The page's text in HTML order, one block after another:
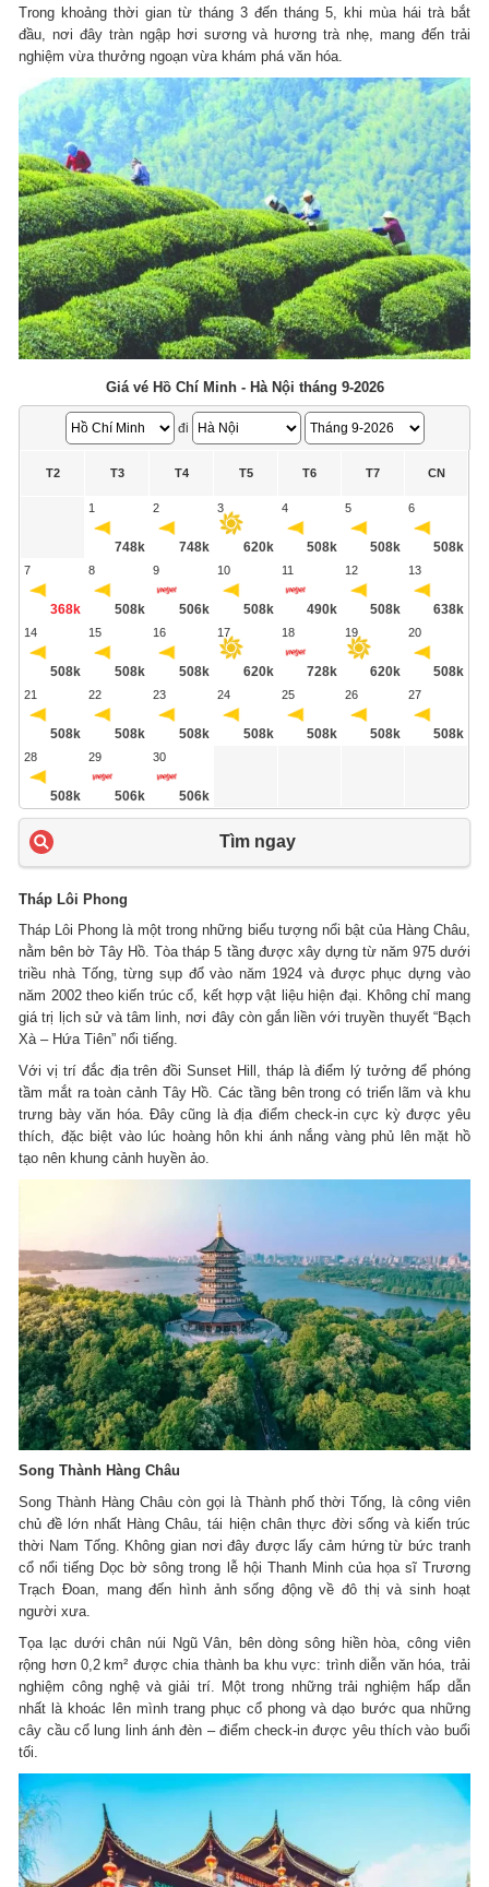
Trong khoảng thời gian từ tháng 3 đến tháng 5, khi mùa hái trà bắt
đầu, nơi đây tràn ngập hơi sương và hương trà nhẹ, mang đến trải
nghiệm vừa thưởng ngoạn vừa khám phá văn hóa.
Giá vé Hồ Chí Minh - Hà Nội tháng 9-2026
đi
T2 T3 T4 T5 T6 T7 CN
1
748k
2
748k
3
620k
4
508k
5
508k
6
508k
7
368k
8
508k
9
506k
10
508k
11
490k
12
508k
13
638k
14
508k
15
508k
16
508k
17
620k
18
728k
19
620k
20
508k
21
508k
22
508k
23
508k
24
508k
25
508k
26
508k
27
508k
28
508k
29
506k
30
506k
Tìm ngay
Tháp Lôi Phong
Tháp Lôi Phong là một trong những biểu tượng nổi bật của Hàng Châu,
nằm bên bờ Tây Hồ. Tòa tháp 5 tầng được xây dựng từ năm 975 dưới
triều nhà Tống, từng sụp đổ vào năm 1924 và được phục dựng vào
năm 2002 theo kiến trúc cổ, kết hợp vật liệu hiện đại. Không chỉ mang
giá trị lịch sử và tâm linh, nơi đây còn gắn liền với truyền thuyết “Bạch
Xà – Hứa Tiên” nổi tiếng.
Với vị trí đắc địa trên đồi Sunset Hill, tháp là điểm lý tưởng để phóng
tầm mắt ra toàn cảnh Tây Hồ. Các tầng bên trong có triển lãm và khu
trưng bày văn hóa. Đây cũng là địa điểm check-in cực kỳ được yêu
thích, đặc biệt vào lúc hoàng hôn khi ánh nắng vàng phủ lên mặt hồ
tạo nên khung cảnh huyền ảo.
Song Thành Hàng Châu
Song Thành Hàng Châu còn gọi là Thành phố thời Tống, là công viên
chủ đề lớn nhất Hàng Châu, tái hiện chân thực đời sống và kiến trúc
thời Nam Tống. Không gian nơi đây được lấy cảm hứng từ bức tranh
cổ nổi tiếng Dọc bờ sông trong lễ hội Thanh Minh của họa sĩ Trương
Trạch Đoan, mang đến hình ảnh sống động về đô thị và sinh hoạt
người xưa.
Tọa lạc dưới chân núi Ngũ Vân, bên dòng sông hiền hòa, công viên
rộng hơn 0,2 km² được chia thành ba khu vực: trình diễn văn hóa, trải
nghiệm công nghệ và giải trí. Một trong những trải nghiệm hấp dẫn
nhất là khoác lên mình trang phục cổ phong và dạo bước qua những
cây cầu cổ lung linh ánh đèn – điểm check-in được yêu thích vào buổi
tối.